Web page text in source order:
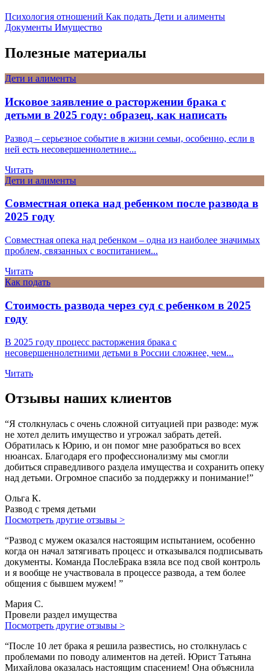
Психология отношений Как подать Дети и алименты
Документы Имущество
Полезные материалы
Дети и алименты
Исковое заявление о расторжении брака с
детьми в 2025 году: образец, как написать
Развод – серьезное событие в жизни семьи, особенно, если в
ней есть несовершеннолетние...
Читать
Дети и алименты
Совместная опека над ребенком после развода в
2025 году
Совместная опека над ребенком – одна из наиболее значимых
проблем, связанных с воспитанием...
Читать
Как подать
Стоимость развода через суд с ребенком в 2025
году
В 2025 году процесс расторжения брака с
несовершеннолетними детьми в России сложнее, чем...
Читать
Отзывы наших клиентов
“Я столкнулась с очень сложной ситуацией при разводе: муж
не хотел делить имущество и угрожал забрать детей.
Обратилась к Юрию, и он помог мне разобраться во всех
нюансах. Благодаря его профессионализму мы смогли
добиться справедливого раздела имущества и сохранить опеку
над детьми. Огромное спасибо за поддержку и понимание!”
Ольга К.
Развод с тремя детьми
Посмотреть другие отзывы >
“Развод с мужем оказался настоящим испытанием, особенно
когда он начал затягивать процесс и отказывался подписывать
документы. Команда ПослеБрака взяла все под свой контроль
и я вообще не участвовала в процессе развода, а тем более
общения с бывшем мужем! ”
Мария С.
Провели раздел имущества
Посмотреть другие отзывы >
“После 10 лет брака я решила развестись, но столкнулась с
проблемами по поводу алиментов на детей. Юрист Татьяна
Михайлова оказалась настоящим спасением! Она объяснила